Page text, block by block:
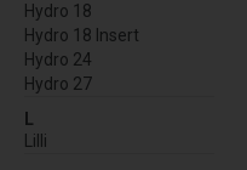
Hydro 18
Hydro 18 Insert
Hydro 24
Hydro 27
L
Lilli